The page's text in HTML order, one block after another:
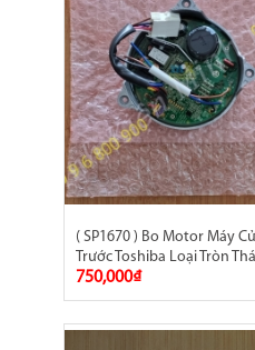
( SP1670 ) Bo Motor Máy
Trước Toshiba Loại Tròn
750,000₫